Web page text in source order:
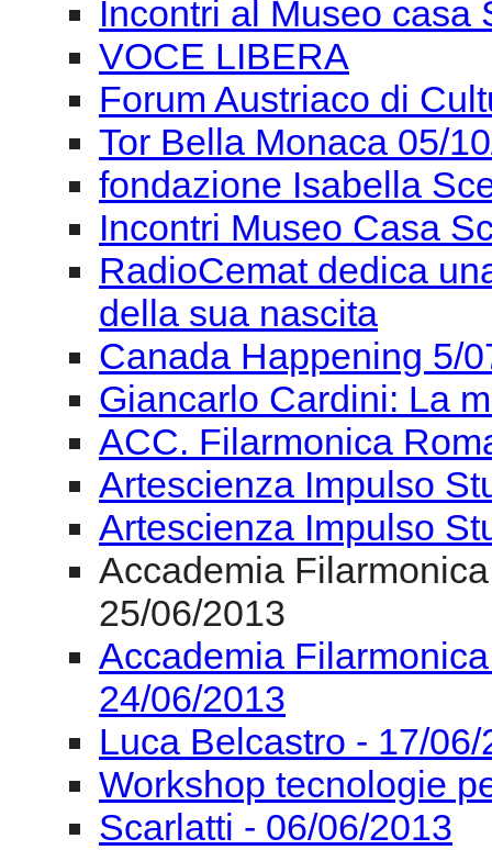
Incontri Museo Casa
RadioCemat dedica
della sua nascita
Canada Happening 5/
Giancarlo Cardini: La
ACC. Filarmonica
Artescienza Impulso
Artescienza Impulso
Accademia
25/06/2013
Accademia
24/06/2013
Luca Belcastro - 17/06/
Workshop tecnologie
Scarlatti - 06/06/2013
Settimana Nazionale
06/06/2013
Fondazione Isabella
ASS. NAZ. CRITICI